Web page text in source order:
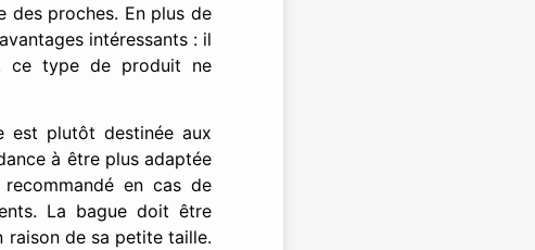
des proches. En plus de
intéressants : il
ce type de produit ne
est plutôt destinée aux
à être plus adaptée
en cas de
La bague doit être
raison de sa petite taille.